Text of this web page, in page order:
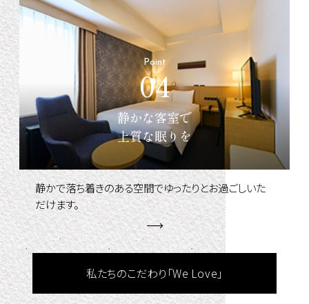
Point
04
静かな客室で
上質な眠りを
静かで落ち着きのある空間でゆったりとお過ごしいた
だけます。
私たちのこだわり「We Love」